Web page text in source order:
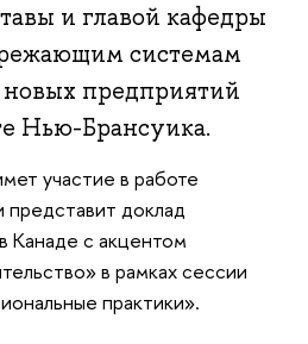
и главой кафедры
системам
предприятий
Нью-Брансуика.
участие в работе
представит доклад
Канаде с акцентом
в рамках сессии
практики».